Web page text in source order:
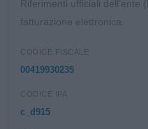
Riferimenti ufficiali dell'ente
fatturazione elettronica.
CODICE FISCALE
00419930235
CODICE IPA
c_d915